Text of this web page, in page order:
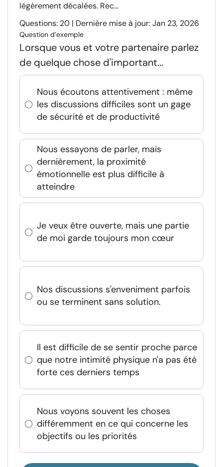
légèrement décalées. Rec...
Questions: 20 | Dernière mise à jour: Jan 23, 2026
Question d’exemple
Lorsque vous et votre partenaire parlez
de quelque chose d'important...
Nous écoutons attentivement : même
les discussions difficiles sont un gage
de sécurité et de productivité
Nous essayons de parler, mais
dernièrement, la proximité
émotionnelle est plus difficile à
atteindre
Je veux être ouverte, mais une partie
de moi garde toujours mon cœur
Nos discussions s'enveniment parfois
ou se terminent sans solution.
Il est difficile de se sentir proche parce
que notre intimité physique n'a pas été
forte ces derniers temps
Nous voyons souvent les choses
différemment en ce qui concerne les
objectifs ou les priorités